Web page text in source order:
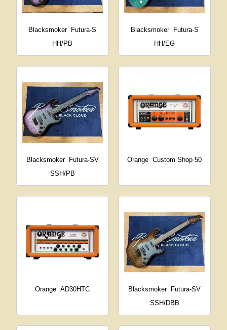
Blacksmoker
Futura-S
HH/PB
Blacksmoker
Futura-S
HH/EG
Blacksmoker
Futura-SV
SSH/PB
Orange Custom Shop 50
Orange AD30HTC Blacksmoker
Futura-SV
SSH/DBB